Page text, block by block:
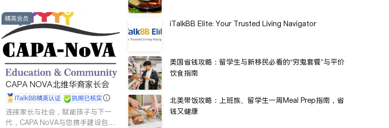
精英会员
CAPA NOVA北维华裔家长会
iTalkBB精英认证 执照已核实
连接家长与社会，赋能孩子与下一
代，CAPA NoVA与您携手建设包
iTalkBB Elite: Your Trusted Living Navigator
美国省钱攻略：留学生与新移民必看的“穷鬼套餐”与平价
饮食指南
北美带饭攻略：上班族、留学生一周Meal Prep指南，省
钱又健康